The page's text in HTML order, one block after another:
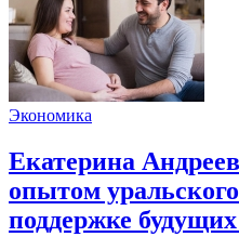
Экономика
Екатерина
опытом
поддержке